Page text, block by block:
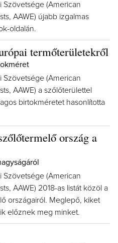
Szövetsége (American
AAWE) újabb izgalmas
oldalán.
termőterületekről
Szövetsége (American
AAWE) a szőlőterülettel
birtokméretet hasonlította
ország a
Szövetsége (American
AAWE) 2018-as listát közöl a
országairól. Meglepő, kiket
előznek meg minket.